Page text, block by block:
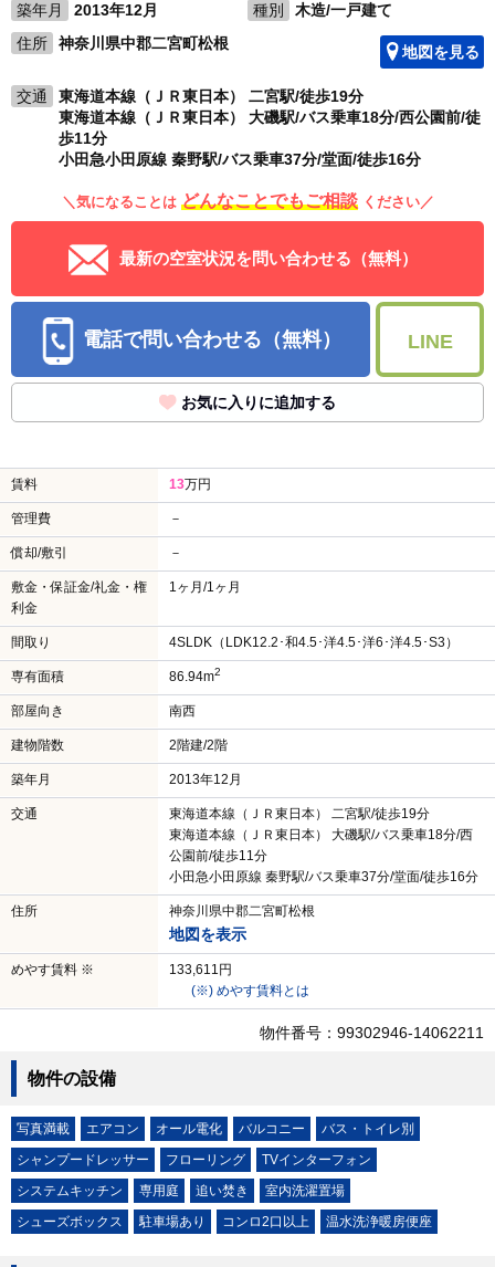
築年月
2013年12月 種別
木造/一戸建て
住所
神奈川県中郡二宮町松根 地図を見る
交通
東海道本線（ＪＲ東日本） 二宮駅/徒歩19分
東海道本線（ＪＲ東日本） 大磯駅/バス乗車18分/西公園前/徒
歩11分
小田急小田原線 秦野駅/バス乗車37分/堂面/徒歩16分
＼気になることは どんなことでもご相談 ください／
最新の空室状況を問い合わせる（無料）
電話で問い合わせる（無料） LINE
お気に入りに追加する
賃料 13万円
管理費 －
償却/敷引 －
敷金・保証金/礼金・権
利金
1ヶ月/1ヶ月
間取り 4SLDK（LDK12.2･和4.5･洋4.5･洋6･洋4.5･S3）
専有面積 86.94m2
部屋向き 南西
建物階数 2階建/2階
築年月 2013年12月
交通
東海道本線（ＪＲ東日本） 二宮駅/徒歩19分
東海道本線（ＪＲ東日本） 大磯駅/バス乗車18分/西
公園前/徒歩11分
小田急小田原線 秦野駅/バス乗車37分/堂面/徒歩16分
住所 神奈川県中郡二宮町松根
地図を表示
めやす賃料 ※
133,611円
(※) めやす賃料とは
物件番号：99302946-14062211
物件の設備
写真満載 エアコン オール電化 バルコニー
バス・トイレ別
シャンプードレッサー
フローリング
TVインターフォン
システムキッチン
専用庭 追い焚き
室内洗濯置場
シューズボックス
駐車場あり コンロ2口以上 温水洗浄暖房便座